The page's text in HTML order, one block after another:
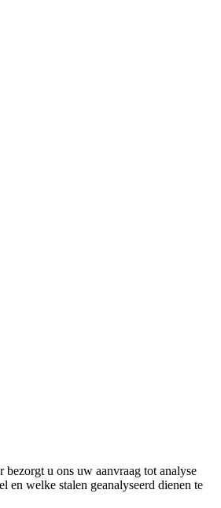
bezorgt u ons uw aanvraag tot analyse
en welke stalen geanalyseerd dienen te